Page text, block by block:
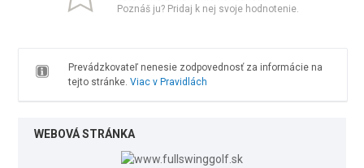
Poznáš ju? Pridaj k nej svoje hodnotenie.
Prevádzkovateľ nenesie zodpovednosť za informácie na
tejto stránke. Viac v Pravidlách
WEBOVÁ STRÁNKA